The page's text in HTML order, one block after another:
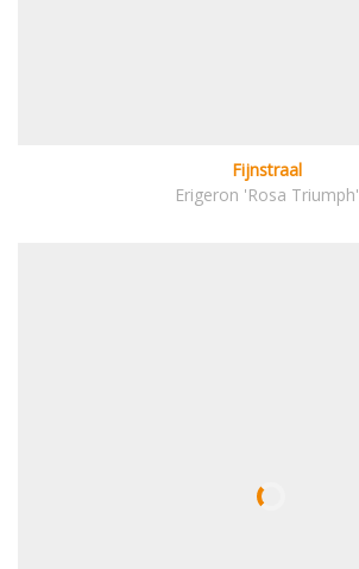
Fijnstraal
Erigeron 'Rosa Triumph'